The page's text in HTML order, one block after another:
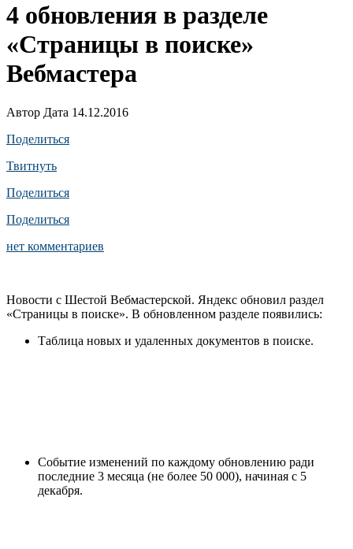
4 обновления в разделе
«Страницы в поиске»
Вебмастера
Автор Дата 14.12.2016
Поделиться
Твитнуть
Поделиться
Поделиться
нет комментариев
Новости с Шестой Вебмастерской. Яндекс обновил раздел
«Страницы в поиске». В обновленном разделе появились:
Таблица новых и удаленных документов в поиске.
Событие изменений по каждому обновлению ради
последние 3 месяца (не более 50 000), начиная с 5
декабря.